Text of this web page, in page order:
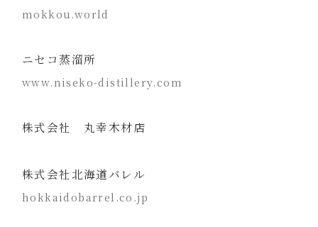
mokkou.world
ニセコ蒸溜所
www.niseko-distillery.com
株式会社 丸幸木材店
株式会社北海道バレル
hokkaidobarrel.co.jp